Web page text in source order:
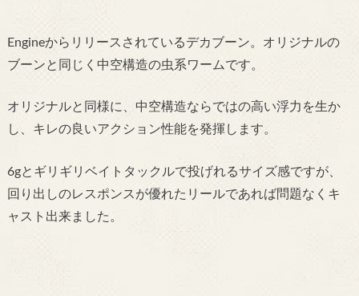
Engineからリリースされているデカブーン。オリジナルの
ブーンと同じく中空構造の虫系ワームです。
オリジナルと同様に、中空構造ならではの高い浮力を生か
し、キレの良いアクション性能を発揮します。
6gとギリギリベイトタックルで投げれるサイズ感ですが、
回り出しのレスポンスが優れたリールであれば問題なくキ
ャスト出来ました。